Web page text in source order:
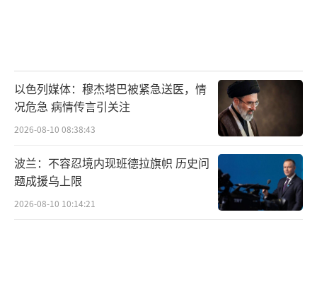
以色列媒体：穆杰塔巴被紧急送医，情
况危急 病情传言引关注
2026-08-10 08:38:43
波兰：不容忍境内现班德拉旗帜 历史问
题成援乌上限
2026-08-10 10:14:21